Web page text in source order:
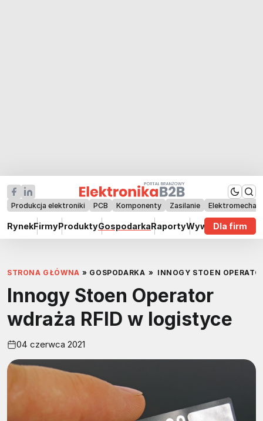
Produkcja elektroniki PCB Komponenty Zasilanie
RynekFirmyProduktyGospodarkaRaportyWywiadyDla firm
STRONA GŁÓWNA » GOSPODARKA » INNOGY STOEN
Innogy Stoen Operator
wdraża RFID w logistyce
04 czerwca 2021